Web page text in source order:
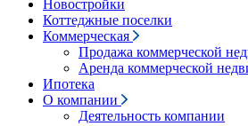
Новостройки
Коттеджные поселки
Коммерческая
Продажа коммерческой
Аренда коммерческой
Ипотека
О компании
Деятельность компании